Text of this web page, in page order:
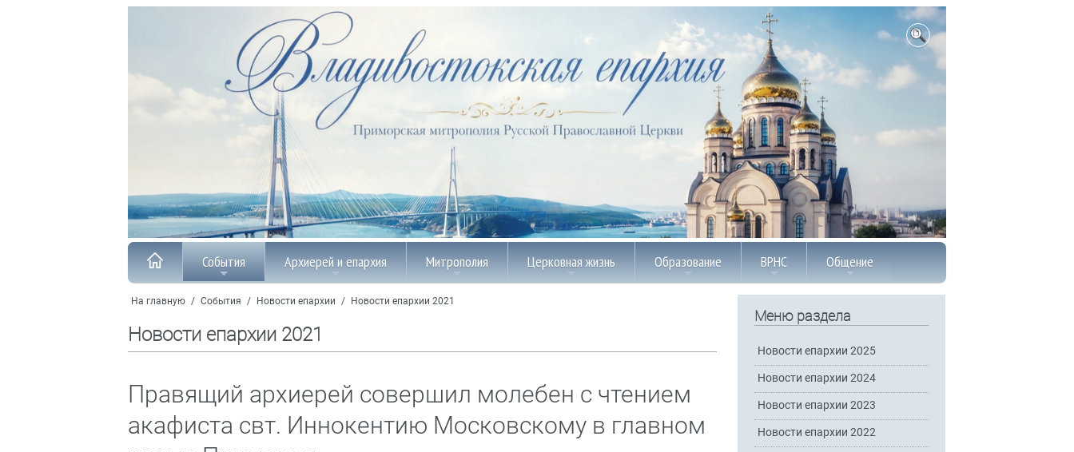
События Архиерей и епархия Митрополия Церковная жизнь Образование ВРНС Общение
На главную / События / Новости епархии / Новости епархии 2021
Новости епархии 2021
Правящий архиерей совершил молебен с чтением
акафиста свт. Иннокентию Московскому в главном
Меню раздела
Новости епархии 2025
Новости епархии 2024
Новости епархии 2023
Новости епархии 2022